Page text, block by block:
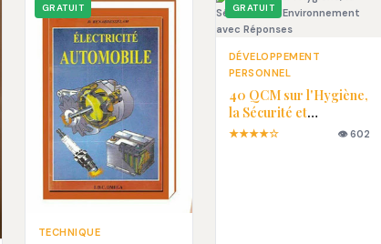
GRATUIT
TECHNIQUE
GRATUIT
DÉVELOPPEMENT
PERSONNEL
40 QCM sur l'Hygiène,
la Sécurité et
l'Environnement avec
★★★★☆ 👁 602